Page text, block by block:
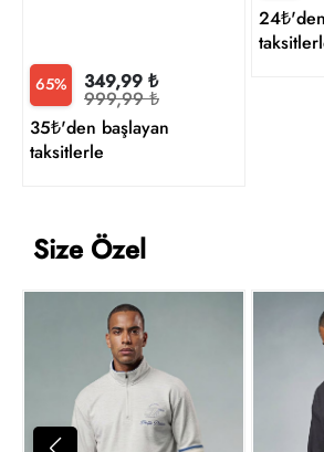
65% 349,99 ₺
999,99 ₺
35₺'den başlayan
taksitlerle
Size Özel